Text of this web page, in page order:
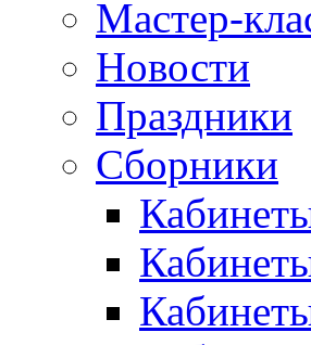
Мастер-
Новости
Праздники
Сборники